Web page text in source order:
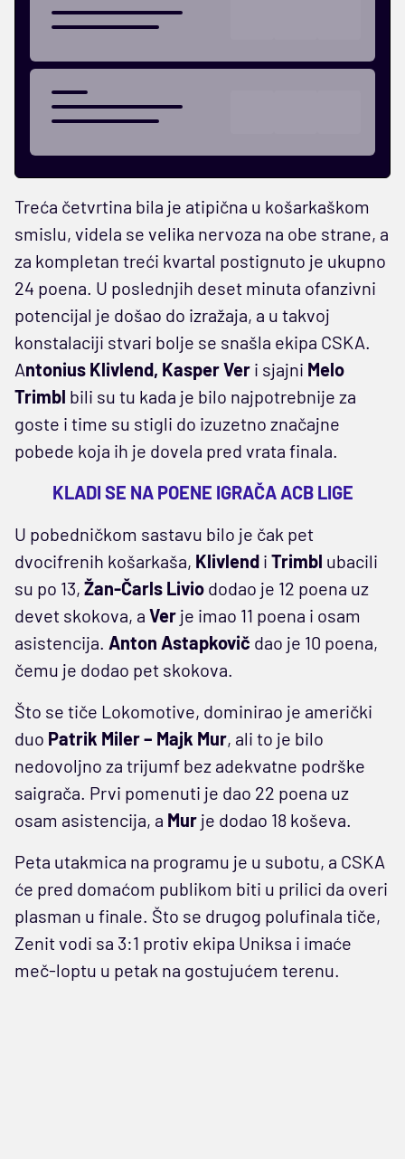
Treća četvrtina bila je atipična u košarkaškom
smislu, videla se velika nervoza na obe strane, a
za kompletan treći kvartal postignuto je ukupno
24 poena. U poslednjih deset minuta ofanzivni
potencijal je došao do izražaja, a u takvoj
konstalaciji stvari bolje se snašla ekipa CSKA.
Antonius Klivlend, Kasper Ver i sjajni Melo
Trimbl bili su tu kada je bilo najpotrebnije za
goste i time su stigli do izuzetno značajne
pobede koja ih je dovela pred vrata finala.
KLADI SE NA POENE IGRAČA ACB LIGE
U pobedničkom sastavu bilo je čak pet
dvocifrenih košarkaša, Klivlend i Trimbl ubacili
su po 13, Žan-Čarls Livio dodao je 12 poena uz
devet skokova, a Ver je imao 11 poena i osam
asistencija. Anton Astapkovič dao je 10 poena,
čemu je dodao pet skokova.
Što se tiče Lokomotive, dominirao je američki
duo Patrik Miler – Majk Mur, ali to je bilo
nedovoljno za trijumf bez adekvatne podrške
saigrača. Prvi pomenuti je dao 22 poena uz
osam asistencija, a Mur je dodao 18 koševa.
Peta utakmica na programu je u subotu, a CSKA
će pred domaćom publikom biti u prilici da overi
plasman u finale. Što se drugog polufinala tiče,
Zenit vodi sa 3:1 protiv ekipa Uniksa i imaće
meč-loptu u petak na gostujućem terenu.